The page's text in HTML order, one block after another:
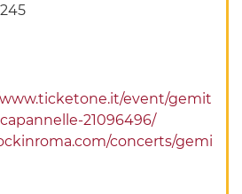
event/gemit
21096496/
concerts/gemi